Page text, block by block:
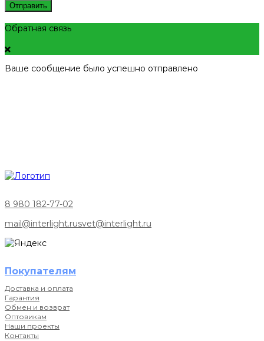
Отправить
Обратная связь
Ваше сообщение было успешно отправлено
8 980 182-77-02
mail@interlight.rusvet@interlight.ru
Покупателям
Доставка и оплата
Гарантия
Обмен и возврат
Оптовикам
Наши проекты
Контакты